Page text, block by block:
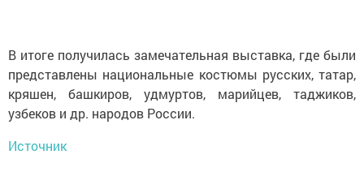
В итоге получилась замечательная выставка, где были
представлены национальные костюмы русских, татар,
кряшен, башкиров, удмуртов, марийцев, таджиков,
узбеков и др. народов России.
Источник